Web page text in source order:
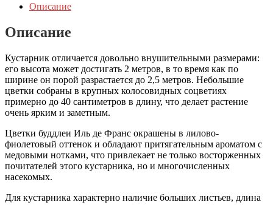
Описание
Описание
Кустарник отличается довольно внушительными размерами:
его высота может достигать 2 метров, в то время как по
ширине он порой разрастается до 2,5 метров. Небольшие
цветки собраны в крупных колосовидных соцветиях
примерно до 40 сантиметров в длину, что делает растение
очень ярким и заметным.
Цветки буддлеи Иль де Франс окрашены в лилово-
фиолетовый оттенок и обладают притягательным ароматом с
медовыми нотками, что привлекает не только восторженных
почитателей этого кустарника, но и многочисленных
насекомых.
Для кустарника характерно наличие больших листьев, длина